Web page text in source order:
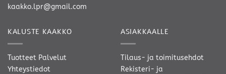
kaakko.lpr@gmail.com
KALUSTE KAAKKO
Tuotteet Palvelut
Yhteystiedot
ASIAKKAALLE
Tilaus- ja toimitusehdot
Rekisteri- ja